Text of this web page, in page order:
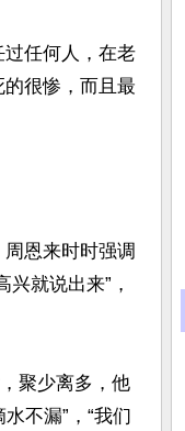
任何人，在老
很惨，而且最
恩来时时强调
就说出来”，
聚少离多，他
不漏”，“我们